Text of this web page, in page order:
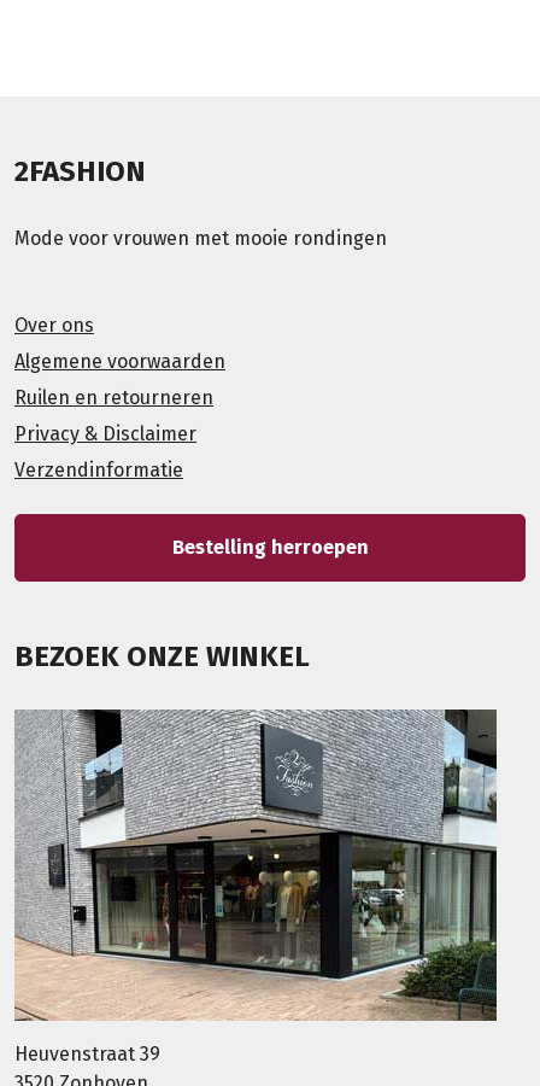
2FASHION
Mode voor vrouwen met mooie rondingen
Over ons
Algemene voorwaarden
Ruilen en retourneren
Privacy & Disclaimer
Verzendinformatie
Bestelling herroepen
BEZOEK ONZE WINKEL
Heuvenstraat 39